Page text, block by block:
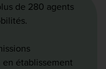
de 280 agents
établissement